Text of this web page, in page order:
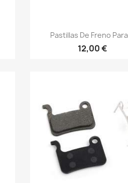
Vista rápida
Pastillas De Freno
12,00 €